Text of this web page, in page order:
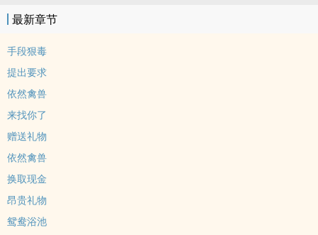
禁文学，男主纯变态，毒蛇一条，毫无道德。 温馨提示：金三角犯
罪文、主剧情、涉及军政内容但不影响观主线观看、全员恶人，内容
不表达作者现实中任何观点，不喜欢滑走，不接受扣帽子。加更模
者写文的兴奋剂，感谢大家能多给支持与动力，谢谢。点击直达作者
微博：黑尾虎
最新章节
手段狠毒
提出要求
依然禽兽
来找你了
赠送礼物
依然禽兽
换取现金
昂贵礼物
鸳鸯浴池